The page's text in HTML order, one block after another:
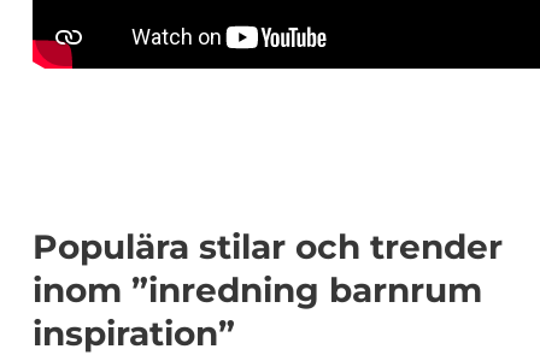
Populära stilar och trender
inom ”inredning barnrum
inspiration”